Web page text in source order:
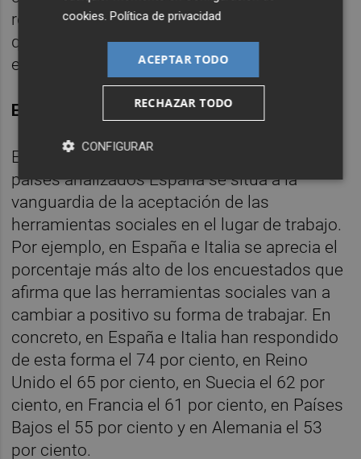
reuniones o encontrar información, a la vez
que mejora en un 26 por ciento la velocidad
en la toma de decisiones.
EN ESPAÑA
El estudio ha mostrado que entre todos los
países analizados España se sitúa a la
vanguardia de la aceptación de las
herramientas sociales en el lugar de trabajo.
Por ejemplo, en España e Italia se aprecia el
porcentaje más alto de los encuestados que
afirma que las herramientas sociales van a
cambiar a positivo su forma de trabajar. En
concreto, en España e Italia han respondido
de esta forma el 74 por ciento, en Reino
Unido el 65 por ciento, en Suecia el 62 por
ciento, en Francia el 61 por ciento, en Países
Bajos el 55 por ciento y en Alemania el 53
por ciento.
cookies.Política de privacidad
ACEPTAR TODO
RECHAZAR TODO
CONFIGURAR